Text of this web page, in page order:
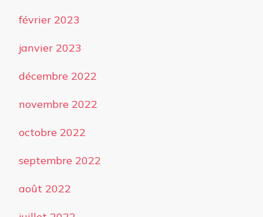
février 2023
janvier 2023
décembre 2022
novembre 2022
octobre 2022
septembre 2022
août 2022